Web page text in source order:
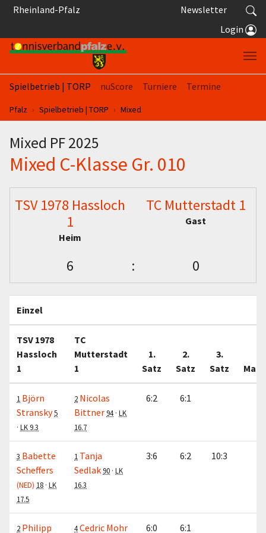
Springe zum Seiteninhalt
Rheinland-Pfalz
Newsletter
Login
Spielbetrieb | TORP nuScore Turniere
Termine
Sie sind hier:
Pfalz Spielbetrieb | TORP Mixed
Mixed PF 2025
Mixed C-Klasse Gr. 010
TSV 1978 Hassloch
1
Heim
TC Mutterstadt 1
Gast
6 : 0
Einzel
TSV 1978
Hassloch
1
TC
Mutterstadt
1
1.
Satz
2.
Satz
3.
Satz
1 Björn
Stransky5
· LK 9.3
2 Nicolas
Bittner94 · LK
16.7
6:2 6:1
3 Babette
Scheffers
(NED) 18 · LK
17.5
1 Tanja
Sedlak90 · LK
16.3
3:6 6:2 10:3
2 Philipp
4Cedric Mohr 6:0 6:1